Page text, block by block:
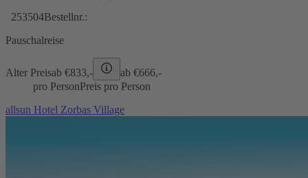
253504Bestellnr.:
Pauschalreise
Alter Preisab €833,- ab €666,-
pro PersonPreis pro Person
allsun Hotel Zorbas Village